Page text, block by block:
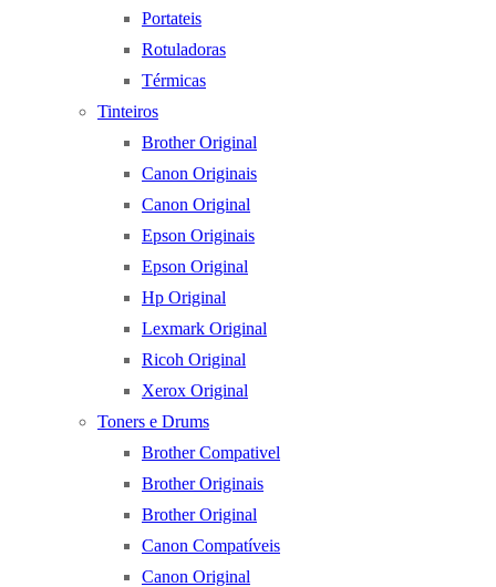
Portateis
Rotuladoras
Térmicas
Tinteiros
Brother Original
Canon Originais
Canon Original
Epson Originais
Epson Original
Hp Original
Lexmark Original
Ricoh Original
Xerox Original
Toners e Drums
Brother Compativel
Brother Originais
Brother Original
Canon Compatíveis
Canon Original